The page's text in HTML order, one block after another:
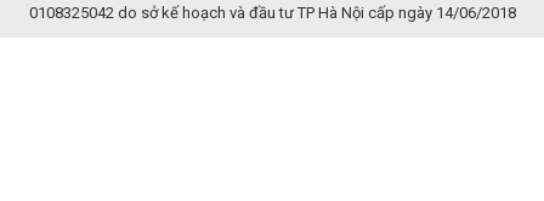
0108325042 do sở kế hoạch và đầu tư TP Hà Nội cấp ngày 14/06/2018